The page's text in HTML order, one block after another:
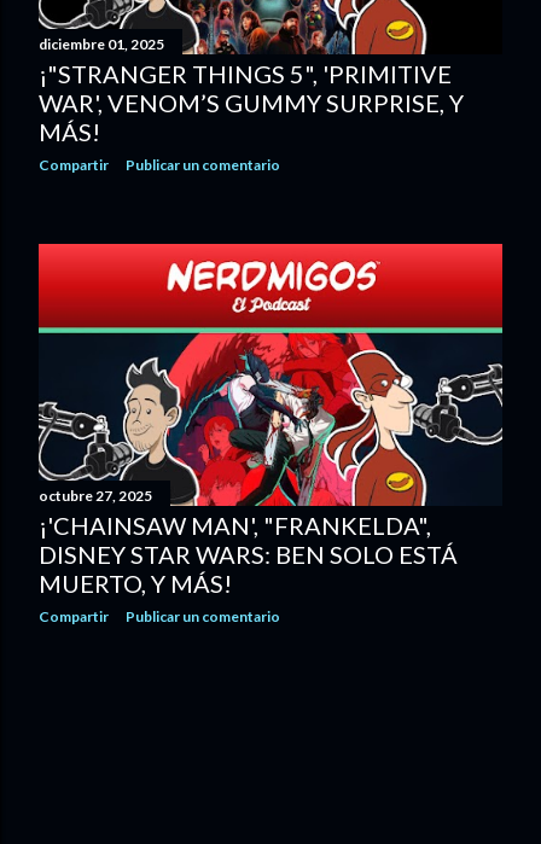
diciembre 01, 2025
¡"STRANGER THINGS 5", 'PRIMITIVE
WAR', VENOM’S GUMMY SURPRISE, Y
MÁS!
Compartir Publicar un comentario
octubre 27, 2025
¡'CHAINSAW MAN', "FRANKELDA",
DISNEY STAR WARS: BEN SOLO ESTÁ
MUERTO, Y MÁS!
Compartir Publicar un comentario